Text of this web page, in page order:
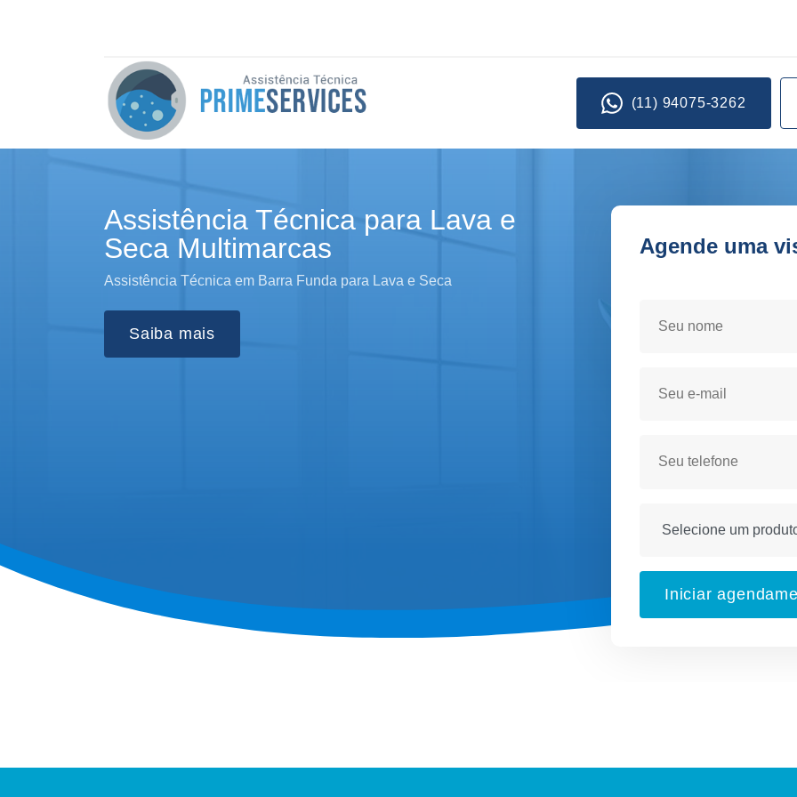
(11) 94075-3262
Assistência Técnica para Lava e
Seca Multimarcas
Assistência Técnica em Barra Funda para Lava e Seca
Saiba mais
Agende uma
Iniciar